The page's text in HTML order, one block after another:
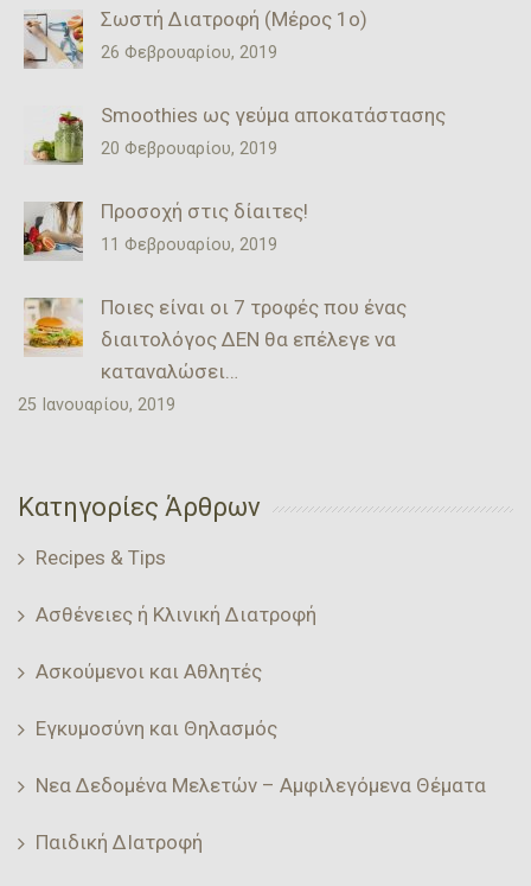
Σωστή Διατροφή (Μέρος 1ο)
26 Φεβρουαρίου, 2019
Smoothies ως γεύμα αποκατάστασης
20 Φεβρουαρίου, 2019
Προσοχή στις δίαιτες!
11 Φεβρουαρίου, 2019
Ποιες είναι οι 7 τροφές που ένας
διαιτολόγος ΔΕΝ θα επέλεγε να
καταναλώσει…
25 Ιανουαρίου, 2019
Κατηγορίες Άρθρων
Recipes & Tips
Ασθένειες ή Κλινική Διατροφή
Ασκούμενοι και Αθλητές
Εγκυμοσύνη και Θηλασμός
Νεα Δεδομένα Μελετών – Αμφιλεγόμενα Θέματα
Παιδική ΔΙατροφή